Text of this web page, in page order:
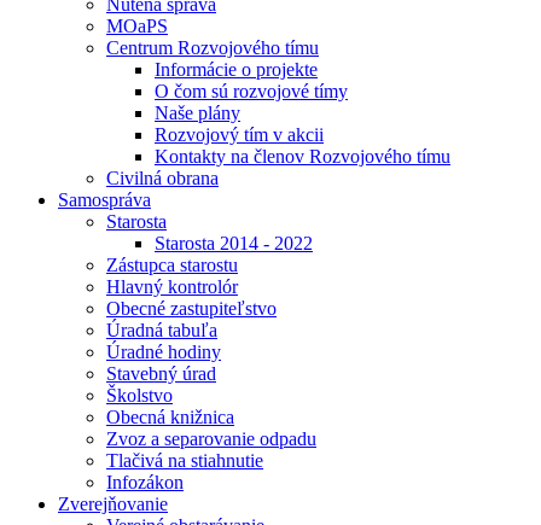
Nútená správa
MOaPS
Centrum Rozvojového tímu
Informácie o projekte
O čom sú rozvojové tímy
Naše plány
Rozvojový tím v akcii
Kontakty na členov Rozvojového tímu
Civilná obrana
Samospráva
Starosta
Starosta 2014 - 2022
Zástupca starostu
Hlavný kontrolór
Obecné zastupiteľstvo
Úradná tabuľa
Úradné hodiny
Stavebný úrad
Školstvo
Obecná knižnica
Zvoz a separovanie odpadu
Tlačivá na stiahnutie
Infozákon
Zverejňovanie